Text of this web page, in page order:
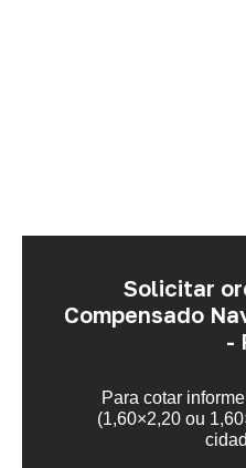
Solicitar
Compensado
-
Para cotar
(1,60×2,20 ou